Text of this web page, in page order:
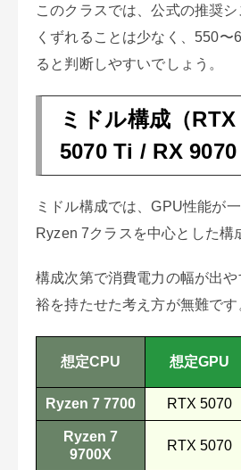
このクラスでは、公式の推奨
くずれることは少なく、550〜
ると判断しやすいでしょう。
ミドル構成（
5070 Ti / RX 9070
ミドル構成では、GPU性能が
Ryzen 7クラスを中心とした構
構成次第で消費電力の幅が出
裕を持たせた考え方が無難です
想定CPU 想定GPU
Ryzen 7 7700 RTX 5070
Ryzen 7
9700X
RTX 5070